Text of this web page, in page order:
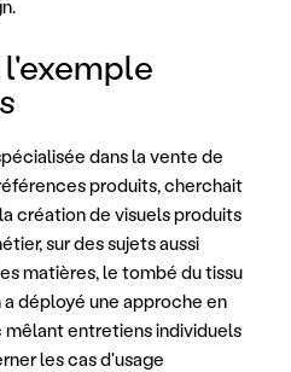
dans la vente de
produits, cherchait
création de visuels produits
sur des sujets aussi
matières, le tombé du tissu
déployé une approche en
entretiens individuels
les cas d'usage